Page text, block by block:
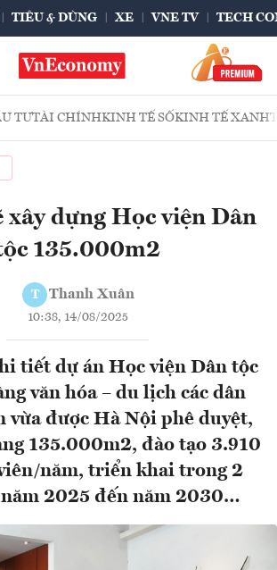
TIÊU & DÙNG XE VNE TV TECH
TƯTÀI CHÍNHKINH TẾ SỐKINH TẾ XANH
xây dựng Học viện Dân
135.000m2
T Thanh Xuân
10:38, 14/08/2025
tiết dự án Học viện Dân tộc
văn hóa – du lịch các dân
vừa được Hà Nội phê duyệt,
135.000m2, đào tạo 3.910
năm, triển khai trong 2
2025 đến năm 2030…